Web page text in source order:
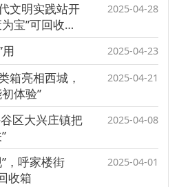
文明实践站开
宝”可回收物
2025-04-28
2025-04-23
箱亮相西城，
体验”
2025-04-21
区大兴庄镇把
2025-04-08
，呼家楼街
收箱
2025-04-01